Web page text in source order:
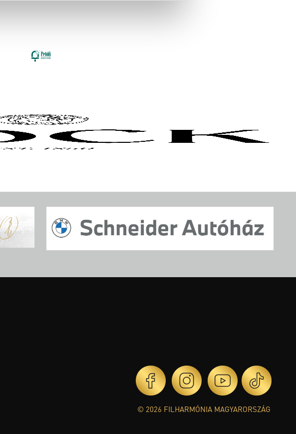
© 2026 FILHARMÓNIA MAGYARORSZÁG